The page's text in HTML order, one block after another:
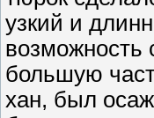
узкий и
возможность
большую
хан, был